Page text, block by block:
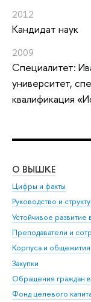
2012
Кандидат наук
2009
Специалитет:
университет,
квалификация
О ВЫШКЕ
Цифры и факты
Руководство и
Устойчивое
Преподаватели и
Корпуса и общежития
Закупки
Обращения граждан
Фонд целевого